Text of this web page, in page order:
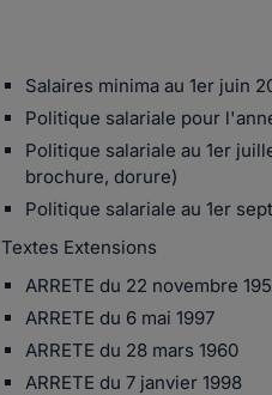
Salaires minima au 1er juin
Politique salariale pour
Politique salariale au 1er
brochure, dorure)
Politique salariale au 1er
Textes Extensions
ARRETE du 22 novembre
ARRETE du 6 mai 1997
ARRETE du 28 mars 1960
ARRETE du 7 janvier 1998